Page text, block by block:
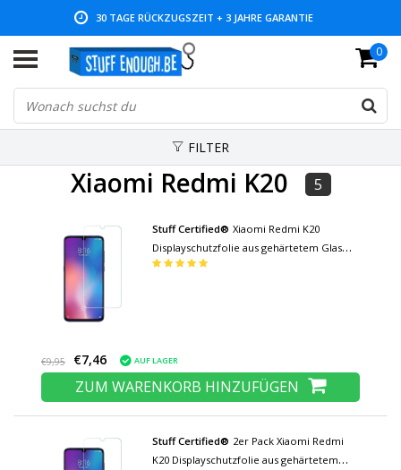
30 TAGE RÜCKZUGSZEIT + 3 JAHRE GARANTIE
NIEDRIGE PREISE UND GROSSE AUSWAHL 0
FILTER
Xiaomi Redmi K20 5
Stuff Certified® Xiaomi Redmi K20
Displayschutzfolie aus gehärtetem Glas
Hartglas
€9,95 €7,46 AUF LAGER
ZUM WARENKORB HINZUFÜGEN
Stuff Certified® 2er Pack Xiaomi Redmi
K20 Displayschutzfolie aus gehärtetem